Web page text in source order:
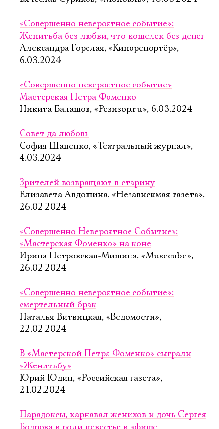
«Совершенно невероятное событие»:
Женитьба без любви, что кошелек без денег
Александра Горелая, «Кинорепортёр»,
6.03.2024
«Совершенно невероятное событие»
Мастерская Петра Фоменко
Никита Балашов, «Ревизор.ru», 6.03.2024
Совет да любовь
София Шапенко, «Театральный журнал»,
4.03.2024
Зрителей возвращают в старину
Елизавета Авдошина, «Независимая газета»,
26.02.2024
«Совершенно Невероятное Событие»:
«Мастерская Фоменко» на коне
Ирина Петровская-Мишина, «Musecube»,
26.02.2024
«Совершенно невероятное событие»:
смертельный брак
Наталья Витвицкая, «Ведомости»,
22.02.2024
В «Мастерской Петра Фоменко» сыграли
«Женитьбу»
Юрий Юдин, «Российская газета»,
21.02.2024
Парадоксы, карнавал женихов и дочь Сергея